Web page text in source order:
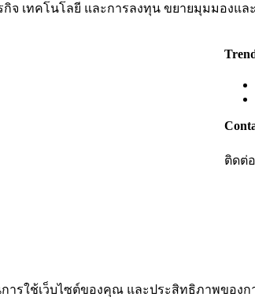
รกิจ เทคโนโลยี และการลงทุน ขยายมุมมอง
ติดต่
ารใช้เว็บไซต์ของคุณ และประสิทธิภาพของ